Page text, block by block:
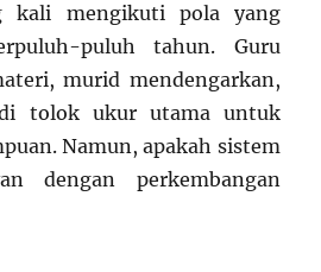
kali mengikuti pola yang
puluh tahun. Guru
murid mendengarkan,
tolok ukur utama untuk
Namun, apakah sistem
dengan perkembangan